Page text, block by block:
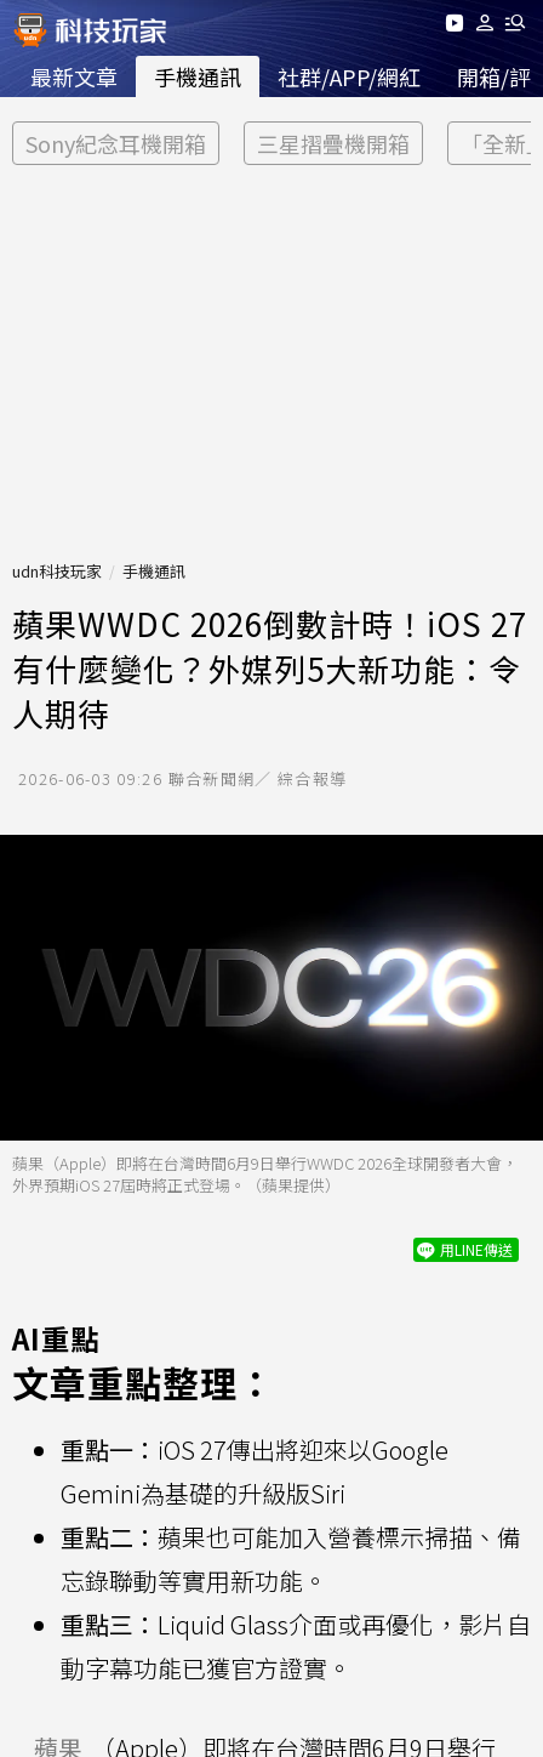
最新文章 手機通訊 社群/APP/網紅 開箱/評
Sony紀念耳機開箱 三星摺疊機開箱 「全新
udn科技玩家 手機通訊
蘋果WWDC 2026倒數計時！iOS 27
有什麼變化？外媒列5大新功能：令
人期待
2026-06-03 09:26 聯合新聞網／ 綜合報導
蘋果（Apple）即將在台灣時間6月9日舉行WWDC 2026全球開發者大會，
外界預期iOS 27屆時將正式登場。（蘋果提供）
用LINE傳送
AI重點
文章重點整理：
重點一： iOS 27傳出將迎來以Google
Gemini為基礎的升級版Siri
重點二： 蘋果也可能加入營養標示掃描、備
忘錄聯動等實用新功能。
重點三： Liquid Glass介面或再優化，影片自
動字幕功能已獲官方證實。
蘋果
（Apple）即將在台灣時間6月9日舉行